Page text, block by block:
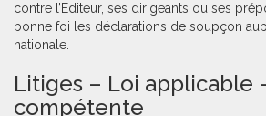
contre l’Editeur, ses dirigeants ou ses
bonne foi les déclarations de soupçon
nationale.
Litiges – Loi applicable
compétente